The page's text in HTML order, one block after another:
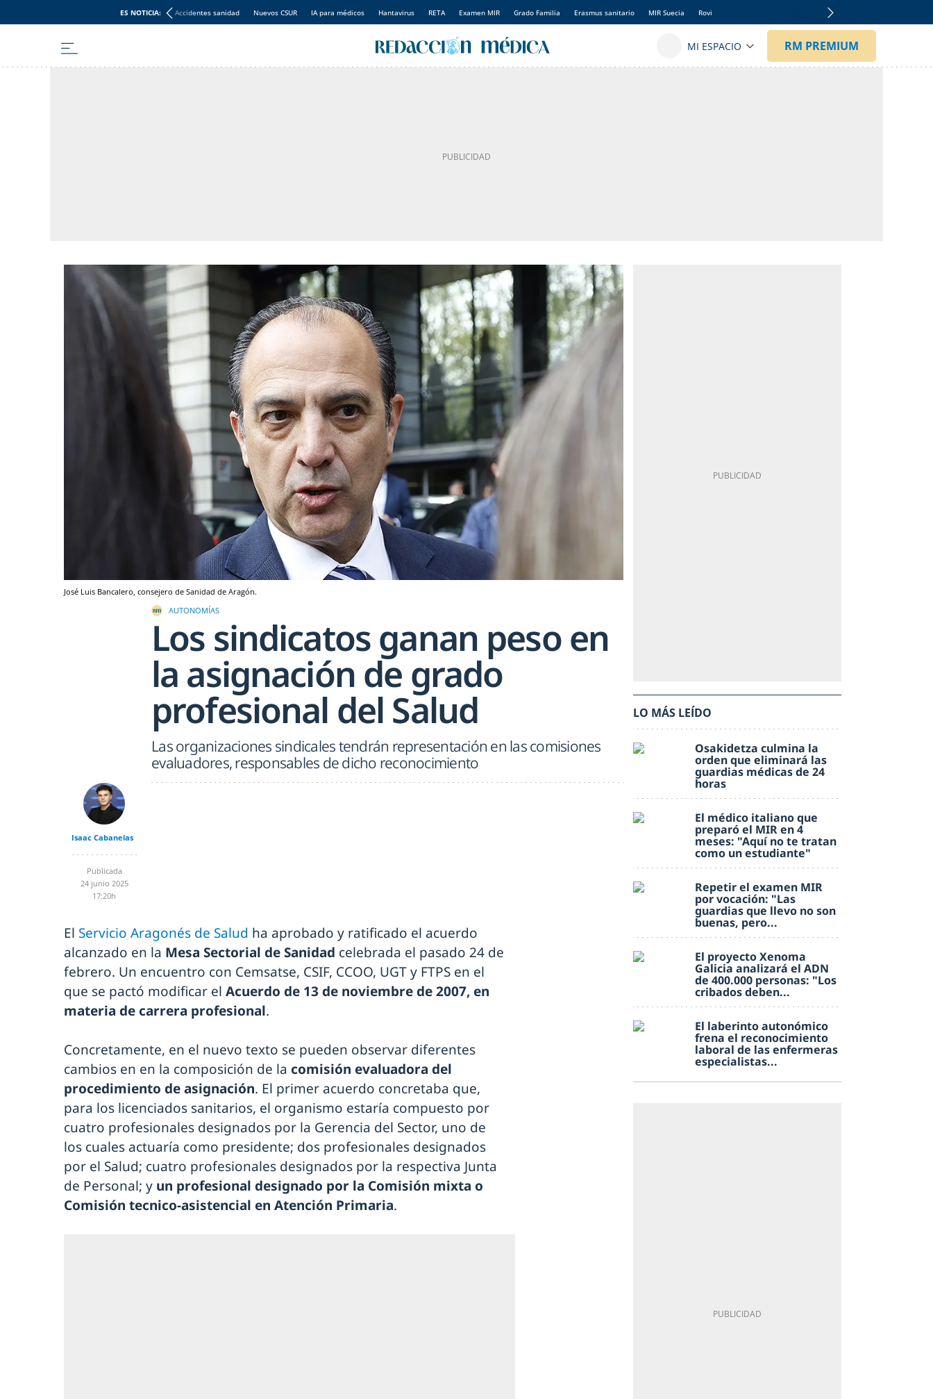
ES NOTICIA: Accidentes sanidad Nuevos CSUR IA para médicos Hantavirus RETA Examen MIR Grado Familia Erasmus sanitario MIR Suecia Rovi
José Luis Bancalero, consejero de Sanidad de Aragón.
AUTONOMÍAS
Los sindicatos ganan peso en
la asignación de grado
profesional del Salud
Las organizaciones sindicales tendrán representación en las comisiones
evaluadores, responsables de dicho reconocimiento
Isaac Cabanelas
Publicada
24 junio 2025
17:20h
El Servicio Aragonés de Salud ha aprobado y ratificado el acuerdo
alcanzado en la Mesa Sectorial de Sanidad celebrada el pasado 24 de
febrero. Un encuentro con Cemsatse, CSIF, CCOO, UGT y FTPS en el
que se pactó modificar el Acuerdo de 13 de noviembre de 2007, en
materia de carrera profesional.
Concretamente, en el nuevo texto se pueden observar diferentes
cambios en en la composición de la comisión evaluadora del
procedimiento de asignación. El primer acuerdo concretaba que,
para los licenciados sanitarios, el organismo estaría compuesto por
cuatro profesionales designados por la Gerencia del Sector, uno de
los cuales actuaría como presidente; dos profesionales designados
por el Salud; cuatro profesionales designados por la respectiva Junta
de Personal; y un profesional designado por la Comisión mixta o
Comisión tecnico-asistencial en Atención Primaria.
LO MÁS LEÍDO
Osakidetza culmina la
orden que eliminará las
guardias médicas de 24
horas
El médico italiano que
preparó el MIR en 4
meses: "Aquí no te tratan
como un estudiante"
Repetir el examen MIR
por vocación: "Las
guardias que llevo no son
buenas, pero...
El proyecto Xenoma
Galicia analizará el ADN
de 400.000 personas: "Los
cribados deben...
El laberinto autonómico
frena el reconocimiento
laboral de las enfermeras
especialistas...